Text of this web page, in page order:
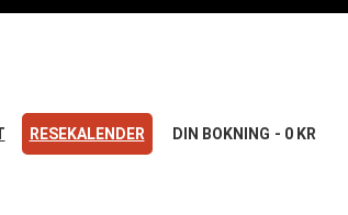
RESEKALENDER DIN BOKNING 0 KR